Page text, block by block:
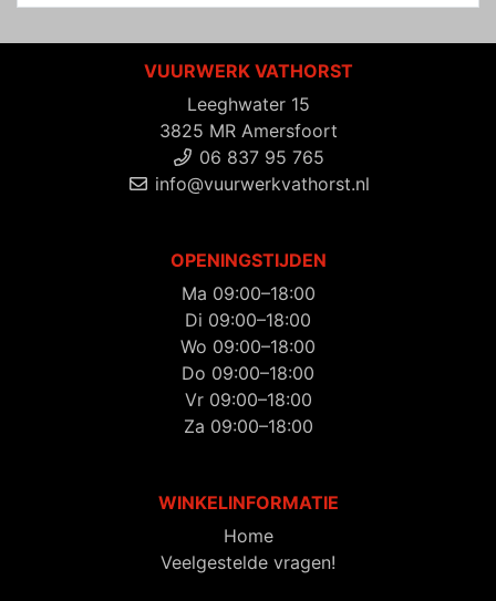
VUURWERK VATHORST
Leeghwater 15
3825 MR Amersfoort
06 837 95 765
info@vuurwerkvathorst.nl
OPENINGSTIJDEN
Ma 09:00–18:00
Di 09:00–18:00
Wo 09:00–18:00
Do 09:00–18:00
Vr 09:00–18:00
Za 09:00–18:00
WINKELINFORMATIE
Home
Veelgestelde vragen!